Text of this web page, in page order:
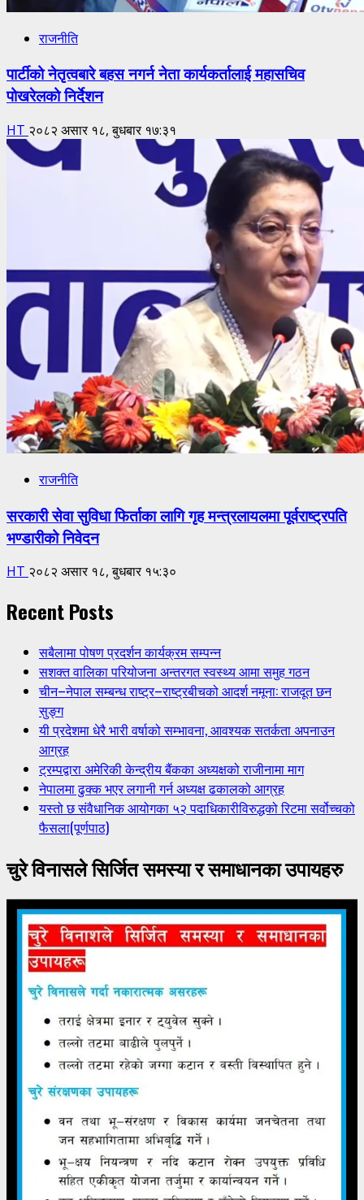
राजनीति
पार्टीको नेतृत्वबारे बहस नगर्न नेता कार्यकर्तालाई महासचिव
पोखरेलको निर्देशन
HT २०८२ असार १८, बुधबार १७:३१
राजनीति
सरकारी सेवा सुविधा फिर्ताका लागि गृह मन्त्रलायलमा पूर्वराष्ट्रपति
भण्डारीको निवेदन
HT २०८२ असार १८, बुधबार १५:३०
Recent Posts
सबैलामा पोषण प्रदर्शन कार्यक्रम सम्पन्न
सशक्त वालिका परियोजना अन्तरगत स्वस्थ्य आमा समुह गठन
चीन–नेपाल सम्बन्ध राष्ट्र–राष्ट्रबीचको आदर्श नमूना: राजदूत छन
सुङ्ग
यी प्रदेशमा धेरै भारी वर्षाको सम्भावना, आवश्यक सतर्कता अपनाउन
आग्रह
ट्रम्पद्वारा अमेरिकी केन्द्रीय बैंकका अध्यक्षको राजीनामा माग
नेपालमा ढुक्क भएर लगानी गर्न अध्यक्ष ढकालको आग्रह
यस्तो छ संवैधानिक आयोगका ५२ पदाधिकारीविरुद्धको रिटमा सर्वोच्चको
फैसला(पूर्णपाठ)
चुरे विनासले सिर्जित समस्या र समाधानका उपायहरु